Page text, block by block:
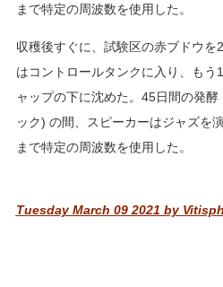
まで特定の周波数を使用した。
収穫後すぐに、試験区の赤ブドウを
はコントロールタンクに入り、もう
ャップの下に沈めた。45日間の発
ック) の間、スピーカーはジャズを
まで特定の周波数を使用した。
Tuesday March 09 2021 by